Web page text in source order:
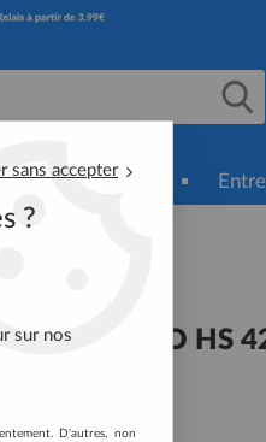
Nutrition-Soin
28x1,75
SILENTO HS
sans accepter
?
sur nos
D'autres, non